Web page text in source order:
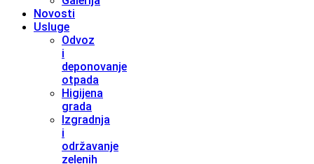
Novosti
Usluge
Odvoz
i
deponovanje
otpada
Higijena
grada
Izgradnja
i
održavanje
zelenih